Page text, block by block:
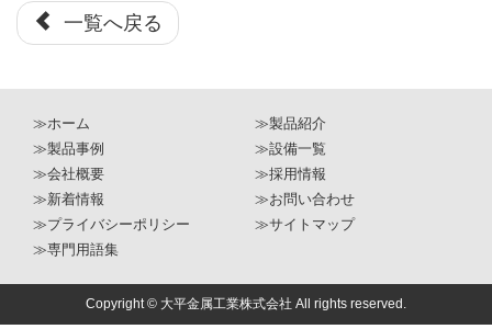
一覧へ戻る
≫ホーム
≫製品紹介
≫製品事例
≫設備一覧
≫会社概要
≫採用情報
≫新着情報
≫お問い合わせ
≫プライバシーポリシー
≫サイトマップ
≫専門用語集
Copyright © 大平金属工業株式会社 All rights reserved.